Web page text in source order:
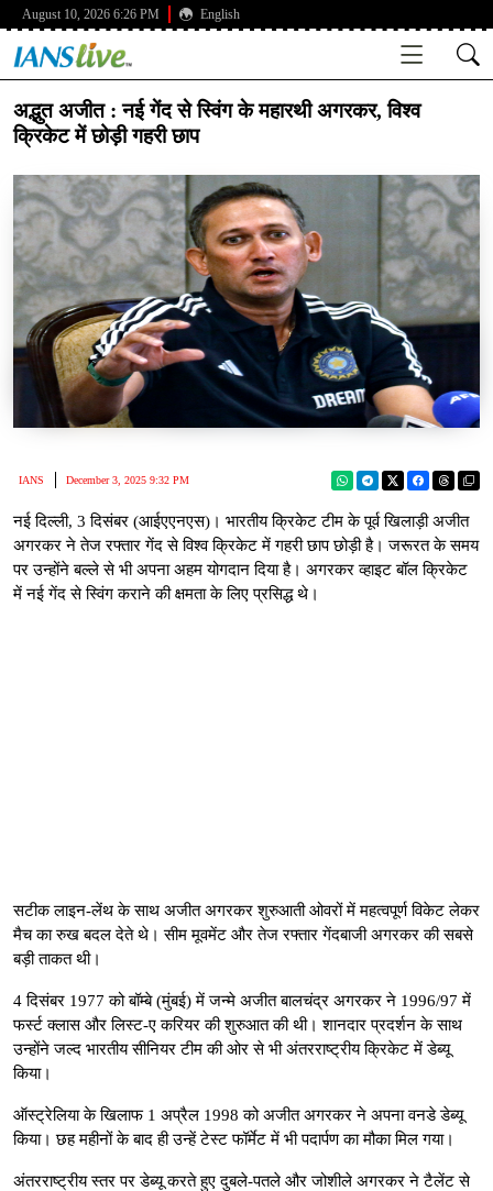
August 10, 2026 6:26 PM English
अद्भुत अजीत : नई गेंद से स्विंग के महारथी अगरकर, विश्व
क्रिकेट में छोड़ी गहरी छाप
IANS December 3, 2025 9:32 PM
नई दिल्ली, 3 दिसंबर (आईएएनएस)। भारतीय क्रिकेट टीम के पूर्व खिलाड़ी अजीत
अगरकर ने तेज रफ्तार गेंद से विश्व क्रिकेट में गहरी छाप छोड़ी है। जरूरत के समय
पर उन्होंने बल्ले से भी अपना अहम योगदान दिया है। अगरकर व्हाइट बॉल क्रिकेट
में नई गेंद से स्विंग कराने की क्षमता के लिए प्रसिद्ध थे।
सटीक लाइन-लेंथ के साथ अजीत अगरकर शुरुआती ओवरों में महत्वपूर्ण विकेट लेकर
मैच का रुख बदल देते थे। सीम मूवमेंट और तेज रफ्तार गेंदबाजी अगरकर की सबसे
बड़ी ताकत थी।
4 दिसंबर 1977 को बॉम्बे (मुंबई) में जन्मे अजीत बालचंद्र अगरकर ने 1996/97 में
फर्स्ट क्लास और लिस्ट-ए करियर की शुरुआत की थी। शानदार प्रदर्शन के साथ
उन्होंने जल्द भारतीय सीनियर टीम की ओर से भी अंतरराष्ट्रीय क्रिकेट में डेब्यू
किया।
ऑस्ट्रेलिया के खिलाफ 1 अप्रैल 1998 को अजीत अगरकर ने अपना वनडे डेब्यू
किया। छह महीनों के बाद ही उन्हें टेस्ट फॉर्मेट में भी पदार्पण का मौका मिल गया।
अंतरराष्ट्रीय स्तर पर डेब्यू करते हुए दुबले-पतले और जोशीले अगरकर ने टैलेंट से